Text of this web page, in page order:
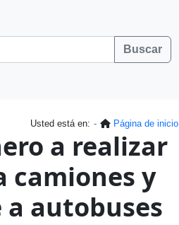
Buscar
Usted está en: Página de inicio
a realizar
camiones y
autobuses